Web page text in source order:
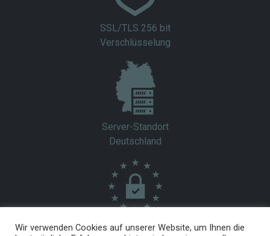
SSL/TLS 256 bit
Verschlüsselung
Server-Standort
Deutschland
EU-DSGVO
Wir verwenden Cookies auf unserer Website, um Ihnen die